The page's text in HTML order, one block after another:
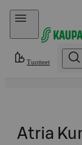
Hyppää sisältöön
Tuotteet
Atria